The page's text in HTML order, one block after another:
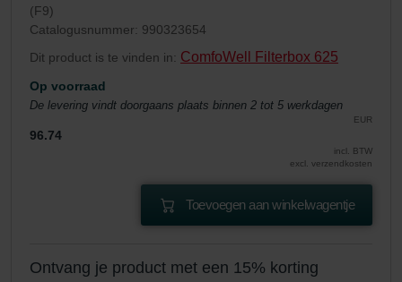
(F9)
Catalogusnummer: 990323654
Dit product is te vinden in: ComfoWell Filterbox 625
Op voorraad
De levering vindt doorgaans plaats binnen 2 tot 5 werkdagen
EUR
96.74
incl. BTW
excl. verzendkosten
Toevoegen aan winkelwagentje
Ontvang je product met een 15% korting